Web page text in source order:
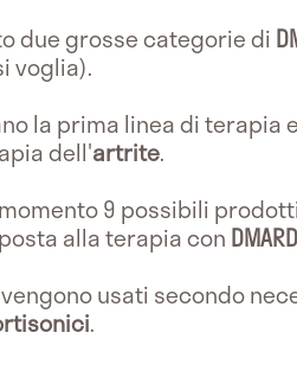
due grosse categorie di
voglia).
la prima linea di terapia
dell'artrite.
9 possibili
alla terapia con
vengono usati secondo
.